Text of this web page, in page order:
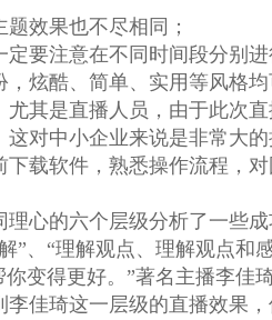
效果也不尽相同；
要注意在不同时间段分别进
炫酷、简单、实用等风格均
其是直播人员，由于此次
对中小企业来说是非常大
载软件，熟悉操作流程，
心的六个层级分析了一些成
”、“理解观点、理解观点和
变得更好。”著名主播李佳
佳琦这一层级的直播效果